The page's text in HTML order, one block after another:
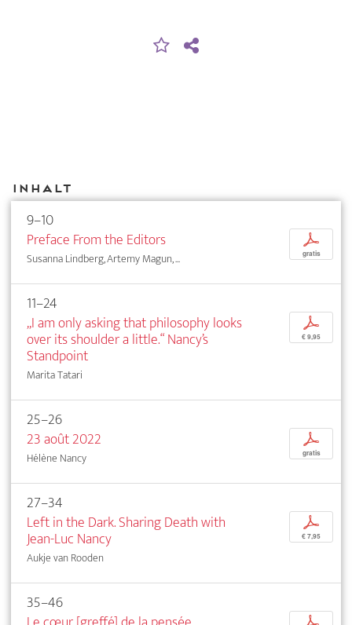
Inhalt
9–10
Preface From the Editors
Susanna Lindberg, Artemy Magun, ...
p
gratis
11–24
„I am only asking that philosophy looks
over its shoulder a little.“ Nancy’s
Standpoint
Marita Tatari
p
€ 9,95
25–26
23 août 2022
Hélène Nancy
p
gratis
27–34
Left in the Dark. Sharing Death with
Jean-Luc Nancy
Aukje van Rooden
p
€ 7,95
35–46